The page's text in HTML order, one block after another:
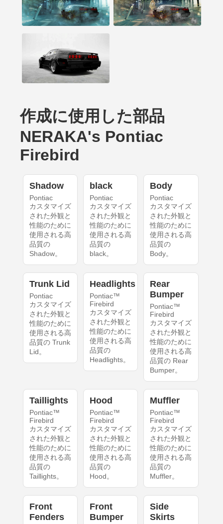
作成に使用した部品
NERAKA's Pontiac
Firebird
Shadow
Pontiac
カスタマイズ
された外観と
性能のために
使用される高
品質の
Shadow。
black
Pontiac
カスタマイズ
された外観と
性能のために
使用される高
品質の
black。
Body
Pontiac
カスタマイズ
された外観と
性能のために
使用される高
品質の
Body。
Trunk Lid
Pontiac
カスタマイズ
された外観と
性能のために
使用される高
品質の Trunk
Lid。
Headlights
Pontiac™
Firebird
カスタマイズ
された外観と
性能のために
使用される高
品質の
Headlights。
Rear
Bumper
Pontiac™
Firebird
カスタマイズ
された外観と
性能のために
使用される高
品質の Rear
Bumper。
Taillights
Pontiac™
Firebird
カスタマイズ
された外観と
性能のために
使用される高
品質の
Taillights。
Hood
Pontiac™
Firebird
カスタマイズ
された外観と
性能のために
使用される高
品質の
Hood。
Muffler
Pontiac™
Firebird
カスタマイズ
された外観と
性能のために
使用される高
品質の
Muffler。
Front
Fenders
Front
Bumper
Side
Skirts